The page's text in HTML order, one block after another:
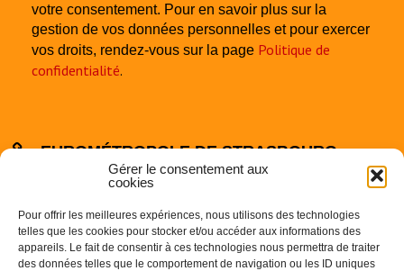
Gérer le consentement aux
cookies
Pour offrir les meilleures expériences, nous utilisons des technologies
telles que les cookies pour stocker et/ou accéder aux informations des
appareils. Le fait de consentir à ces technologies nous permettra de traiter
des données telles que le comportement de navigation ou les ID uniques
votre consentement. Pour en savoir plus sur la
gestion de vos données personnelles et pour exercer
vos droits, rendez-vous sur la page Politique de
confidentialité.
EUROMÉTROPOLE DE STRASBOURG